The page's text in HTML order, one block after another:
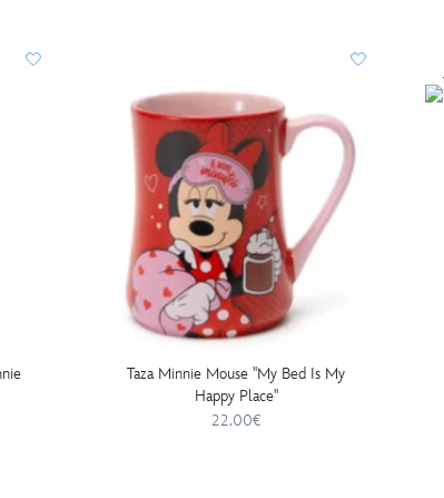
Taza Minnie Mouse ''My Bed Is My
Happy Place''
22.00€